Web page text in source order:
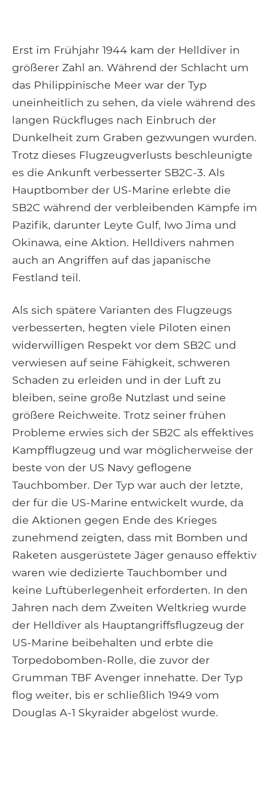
Erst im Frühjahr 1944 kam der Helldiver in
größerer Zahl an. Während der Schlacht um
das Philippinische Meer war der Typ
uneinheitlich zu sehen, da viele während des
langen Rückfluges nach Einbruch der
Dunkelheit zum Graben gezwungen wurden.
Trotz dieses Flugzeugverlusts beschleunigte
es die Ankunft verbesserter SB2C-3. Als
Hauptbomber der US-Marine erlebte die
SB2C während der verbleibenden Kämpfe im
Pazifik, darunter Leyte Gulf, Iwo Jima und
Okinawa, eine Aktion. Helldivers nahmen
auch an Angriffen auf das japanische
Festland teil.
Als sich spätere Varianten des Flugzeugs
verbesserten, hegten viele Piloten einen
widerwilligen Respekt vor dem SB2C und
verwiesen auf seine Fähigkeit, schweren
Schaden zu erleiden und in der Luft zu
bleiben, seine große Nutzlast und seine
größere Reichweite. Trotz seiner frühen
Probleme erwies sich der SB2C als effektives
Kampfflugzeug und war möglicherweise der
beste von der US Navy geflogene
Tauchbomber. Der Typ war auch der letzte,
der für die US-Marine entwickelt wurde, da
die Aktionen gegen Ende des Krieges
zunehmend zeigten, dass mit Bomben und
Raketen ausgerüstete Jäger genauso effektiv
waren wie dedizierte Tauchbomber und
keine Luftüberlegenheit erforderten. In den
Jahren nach dem Zweiten Weltkrieg wurde
der Helldiver als Hauptangriffsflugzeug der
US-Marine beibehalten und erbte die
Torpedobomben-Rolle, die zuvor der
Grumman TBF Avenger innehatte. Der Typ
flog weiter, bis er schließlich 1949 vom
Douglas A-1 Skyraider abgelöst wurde.